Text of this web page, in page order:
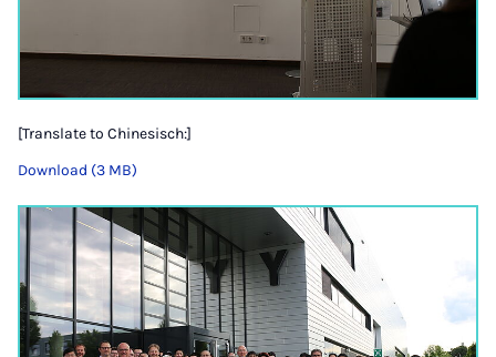
[Translate to Chinesisch:]
Download (3 MB)